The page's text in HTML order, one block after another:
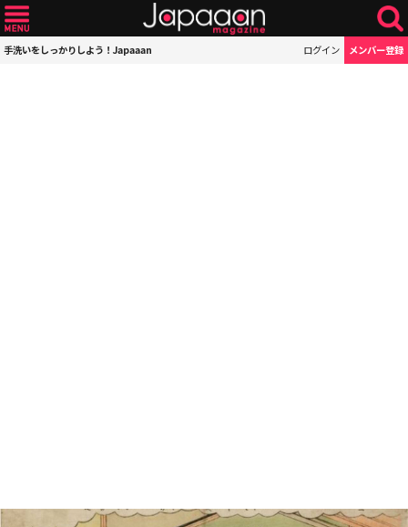
手洗いをしっかりしよう！Japaaan ログイン メンバー登録